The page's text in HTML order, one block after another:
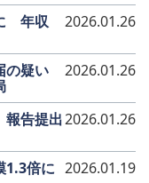
年収
2026.01.26
の疑い 2026.01.26
告提出2026.01.26
1.3倍に 2026.01.19